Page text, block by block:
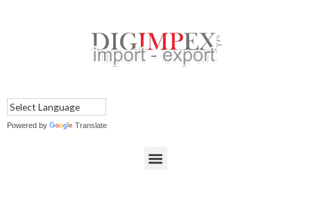
Powered by Translate
Menu